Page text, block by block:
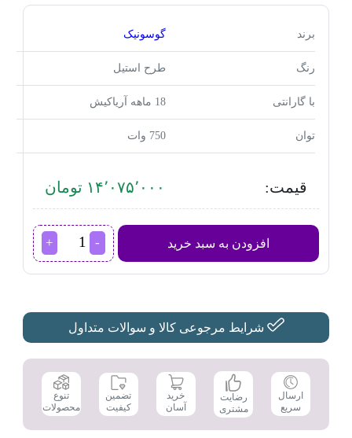
برند گوسونیک
رنگ طرح استیل
با گارانتی 18 ماهه آریاکیش
توان 750 وات
قیمت: ۱۴٬۰۷۵٬۰۰۰ تومان
افزودن به سبد خرید
غذاساز
چندکاره
891
عدد
شرایط مرجوعی کالا و سوالات متداول
ارسال
سریع
رضایت
مشتری
خرید
آسان
تضمین
کیفیت
تنوع
محصولات